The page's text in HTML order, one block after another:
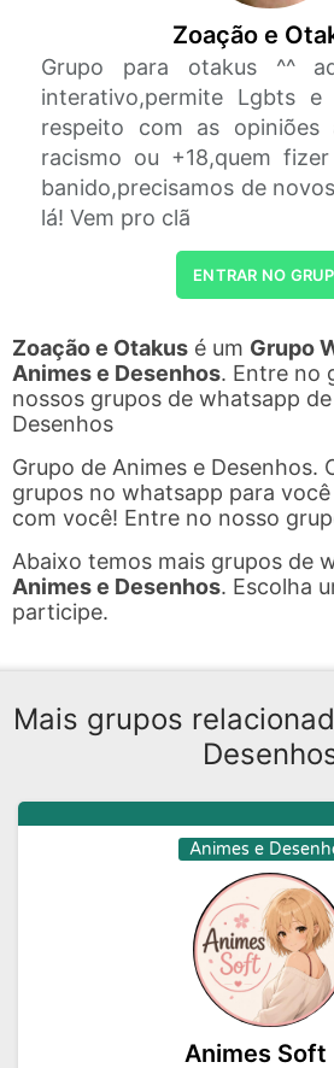
Zoação e
Grupo para otakus ^^
interativo,permite Lgbts e
respeito com as opiniões
racismo ou +18,quem
banido,precisamos de
lá! Vem pro clã
ENTRAR NO
Zoação e Otakus é um Grupo
Animes e Desenhos. Entre no
nossos grupos de whatsapp
Desenhos
Grupo de Animes e Desenhos.
grupos no whatsapp para
com você! Entre no nosso
Abaixo temos mais grupos de
Animes e Desenhos. Escolha
participe.
Mais grupos
Animes e
Animes Soft